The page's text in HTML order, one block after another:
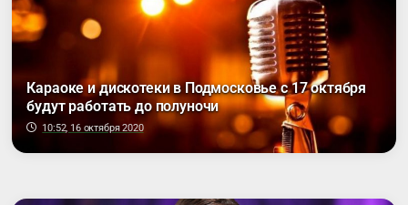
Караоке и дискотеки в Подмосковье с 17 октября
будут работать до полуночи
10:52, 16 октября 2020